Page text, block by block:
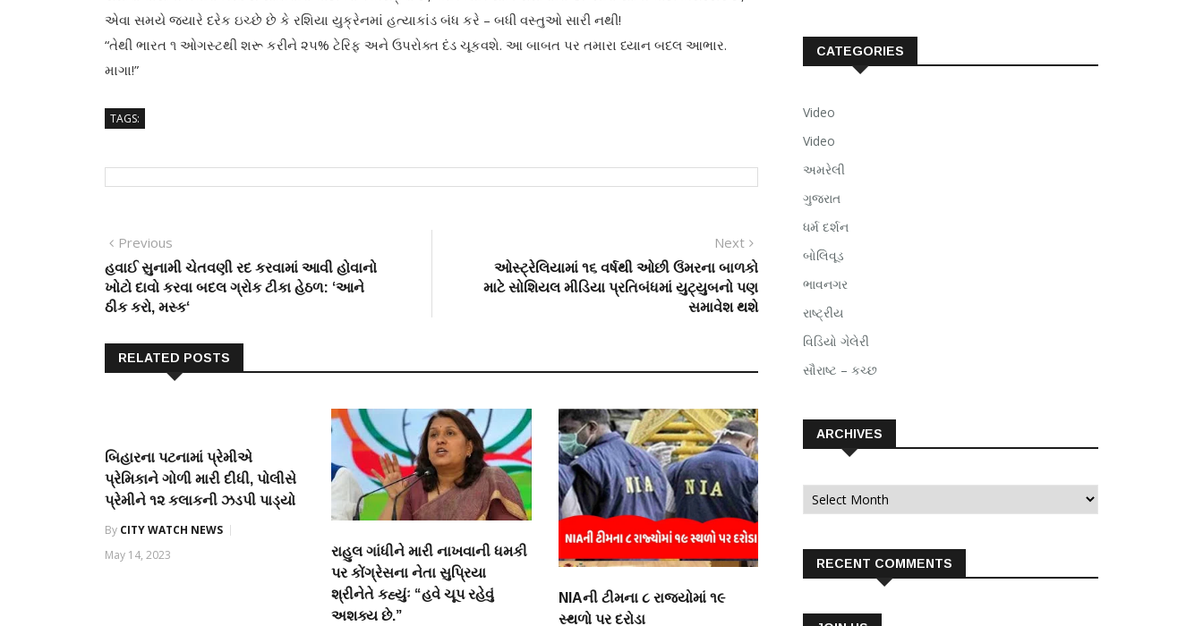
એવા સમયે જ્યારે દરેક ઇચ્છે છે કે રશિયા યુક્રેનમાં હત્યાકાંડ બંધ કરે – બધી વસ્તુઓ સારી નથી!
“તેથી ભારત ૧ ઓગસ્ટથી શરૂ કરીને ૨૫% ટેરિફ અને ઉપરોક્ત દંડ ચૂકવશે. આ બાબત પર તમારા ધ્યાન બદલ આભાર.
માગા!”
TAGS:
Post
navigation
Previous
post:
હવાઈ સુનામી ચેતવણી રદ કરવામાં આવી હોવાનો
ખોટો દાવો કરવા બદલ ગ્રોક ટીકા હેઠળ: ‘આને
ઠીક કરો, મસ્ક‘
Next
post:
ઓસ્ટ્રેલિયામાં ૧૬ વર્ષથી ઓછી ઉંમરના બાળકો
માટે સોશિયલ મીડિયા પ્રતિબંધમાં યુટ્યુબનો પણ
સમાવેશ થશે
RELATED POSTS
બિહારના પટનામાં પ્રેમીએ
પ્રેમિકાને ગોળી મારી દીધી, પોલીસે
પ્રેમીને ૧૨ કલાકની ઝડપી પાડ્યો
By CITY WATCH NEWS
May 14, 2023
રાહુલ ગાંધીને મારી નાખવાની ધમકી
પર કોંગ્રેસના નેતા સુપ્રિયા
શ્રીનેતે કહ્યુંઃ “હવે ચૂપ રહેવું
અશક્ય છે.”
NIAની ટીમના ૮ રાજ્યોમાં ૧૯
સ્થળો પર દરોડા
CATEGORIES
Video
Video
અમરેલી
ગુજરાત
ધર્મ દર્શન
બોલિવૂડ
ભાવનગર
રાષ્ટ્રીય
વિડિયો ગેલેરી
સૌરાષ્ટ – કચ્છ
ARCHIVES
Archives
RECENT COMMENTS